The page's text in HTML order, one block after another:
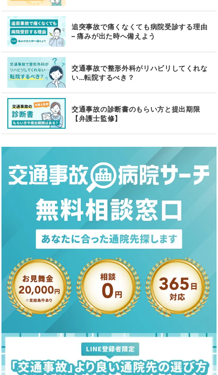
追突事故で痛くなくても病院受診する理由
– 痛みが出た時へ備えよう
交通事故で整形外科がリハビリしてくれな
い…転院するべき？
交通事故の診断書のもらい方と提出期限
【弁護士監修】